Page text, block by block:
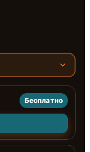
Бесплатно